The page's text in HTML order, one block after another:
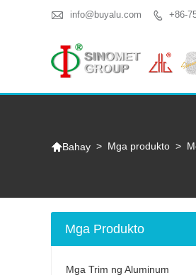
 info@buyalu.com  +86-
Bahay > Mga produkto >
Mga Produkto
Mga Trim ng Aluminum